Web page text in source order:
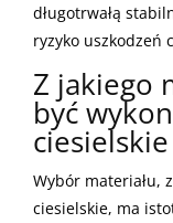
długotrwałą
ryzyko uszkodzeń
Z jakiego
być
Wybór materiału,
ciesielskie, ma